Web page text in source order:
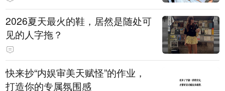
2026夏天最火的鞋，居然是随处可
见的人字拖？
快来抄“内娱审美天赋怪”的作业，
打造你的专属氛围感